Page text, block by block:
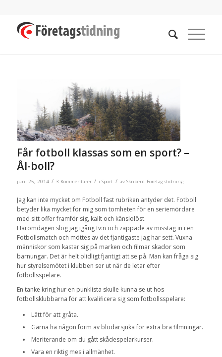
Får fotboll klassas som en sport? –
Ål-boll?
juni 25, 2014 / 3 Kommentarer / i Sport / av Skribent Företagstidning
Jag kan inte mycket om Fotboll fast rubriken antyder det. Fotboll
betyder lika mycket för mig som tomheten för en seriemördare
med sitt offer framför sig, kallt och känslolöst.
Häromdagen slog jag igång tv:n och zappade av misstag in i en
Fotbollsmatch och möttes av det fjantigaste jag har sett. Vuxna
människor som kastar sig på marken och filmar skador som
barnungar. Det är helt olidligt fjantigt att se på. Man kan fråga sig
hur styrelsemötet i klubben ser ut när de letar efter
fotbollsspelare.
En tanke kring hur en punklista skulle kunna se ut hos
fotbollsklubbarna för att kvalificera sig som fotbollsspelare:
Lätt för att gråta.
Gärna ha någon form av blödarsjuka för extra bra filmningar.
Meriterande om du gått skådespelarkurser.
Vara en riktig mes i allmänhet.